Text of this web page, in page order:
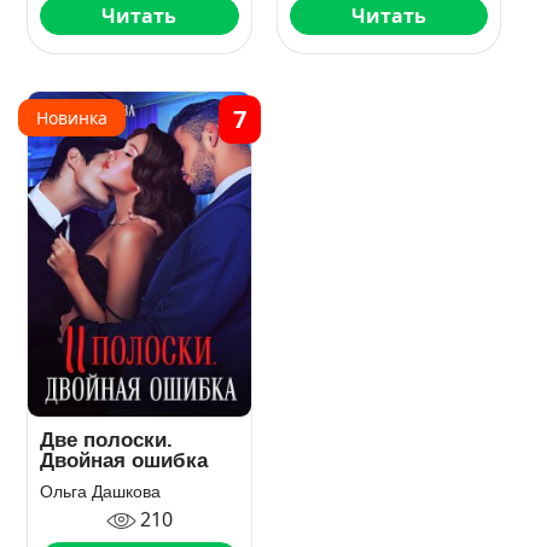
Читать
Читать
Новинка
Две полоски.
Двойная ошибка
Ольга Дашкова
210
7